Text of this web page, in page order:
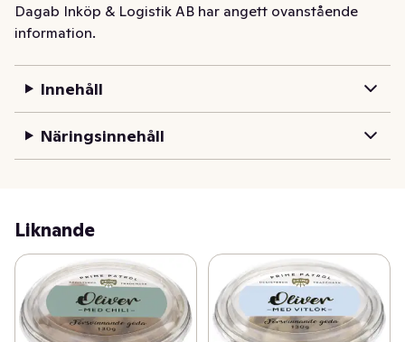
Dagab Inköp & Logistik AB har angett ovanstående
information.
Innehåll
Näringsinnehåll
Liknande